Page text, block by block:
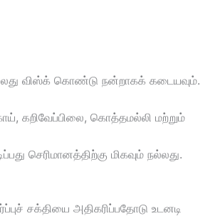
விஸ்க் கொண்டு நன்றாகக் கடையவும்.
கறிவேப்பிலை, கொத்தமல்லி மற்றும்
செரிமானத்திற்கு மிகவும் நல்லது.
சக்தியை அதிகரிப்பதோடு உடனடி